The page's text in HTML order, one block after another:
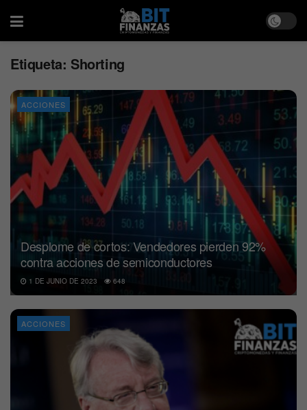
Etiqueta: Shorting
ACCIONES
Desplome de cortos: Vendedores pierden 92%
contra acciones de semiconductores
1 DE JUNIO DE 2023 648
ACCIONES